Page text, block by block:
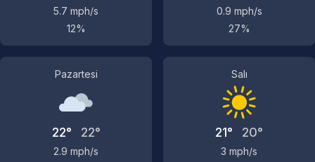
5.7 mph/s
12%
0.9 mph/s
27%
Pazartesi
22° 22°
2.9 mph/s
Salı
21° 20°
3 mph/s